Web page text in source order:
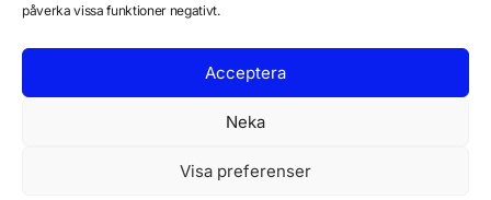
påverka vissa funktioner negativt.
Acceptera
Neka
Visa preferenser
© 2026 Daladatorer AB
Cookiepolicy